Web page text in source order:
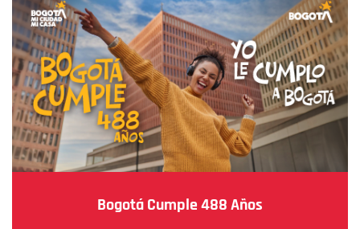
Bogotá Cumple 488 Años